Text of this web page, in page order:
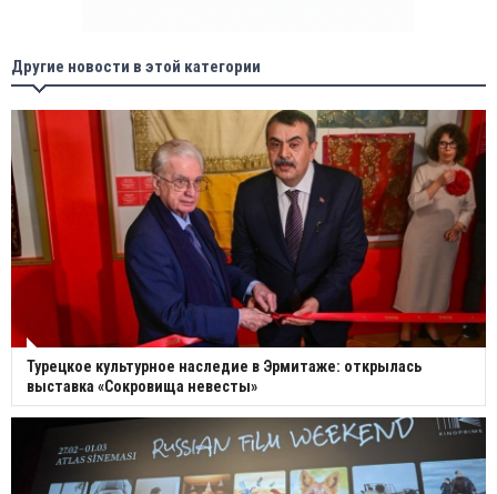
Другие новости в этой категории
Турецкое культурное наследие в Эрмитаже: открылась
выставка «Сокровища невесты»